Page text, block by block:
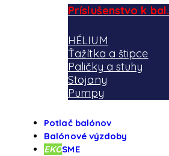
Príslušenstvo k bal.
HÉLIUM
Ťažítka a štipce
Paličky a stuhy
Stojany
Pumpy
Potlač balónov
Balónové výzdoby
EKOSME